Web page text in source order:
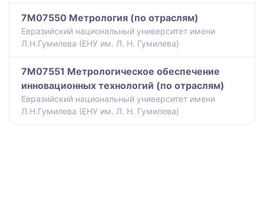
7M07550 Метрология (по отраслям)
Евразийский национальный университет имени
Л.Н.Гумилева (ЕНУ им. Л. Н. Гумилева)
7M07551 Метрологическое обеспечение
инновационных технологий (по отраслям)
Евразийский национальный университет имени
Л.Н.Гумилева (ЕНУ им. Л. Н. Гумилева)